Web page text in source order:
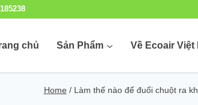
chủ Sản Phẩm Về Ecoair Việt
Home / Làm thế nào để đuổi chuột ra